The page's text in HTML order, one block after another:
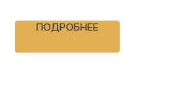
ПОДРОБНЕЕ